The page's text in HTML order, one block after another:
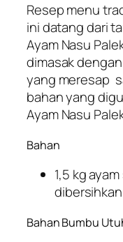
Resep menu
ini datang dari
Ayam Nasu
dimasak
yang meresap
bahan yang
Ayam Nasu
Bahan
1,5 kg
Bahan Bumbu